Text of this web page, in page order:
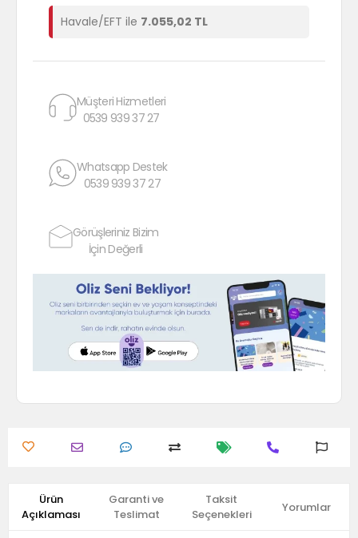
Havale/EFT ile 7.055,02 TL
Müşteri Hizmetleri
0539 939 37 27
Whatsapp Destek
0539 939 37 27
Görüşleriniz Bizim
İçin Değerli
Ürün
Açıklaması
Garanti ve
Teslimat
Taksit
Seçenekleri
Yorumlar